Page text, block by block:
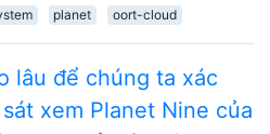
planet oort-cloud
lâu để chúng ta xác
xem Planet Nine của